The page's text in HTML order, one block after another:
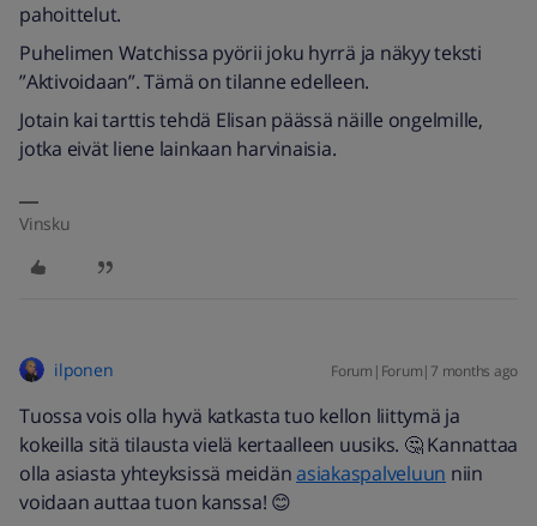
pahoittelut.
Puhelimen Watchissa pyörii joku hyrrä ja näkyy teksti
”Aktivoidaan”. Tämä on tilanne edelleen.
Jotain kai tarttis tehdä Elisan päässä näille ongelmille,
jotka eivät liene lainkaan harvinaisia.
Vinsku
ilponen Forum|Forum|7 months ago
Tuossa vois olla hyvä katkasta tuo kellon liittymä ja
kokeilla sitä tilausta vielä kertaalleen uusiks. 🤔 Kannattaa
olla asiasta yhteyksissä meidänasiakaspalveluun niin
voidaan auttaa tuon kanssa! 😊